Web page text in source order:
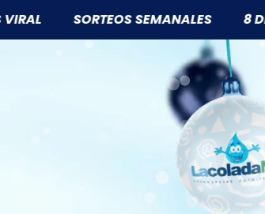
SEMANALES 8 DE DICIEMBRE 2025